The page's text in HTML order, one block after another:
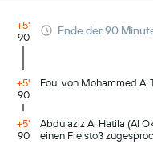
+5'
90
Ende der 90
+5'
90
Foul von Mohammed Al
+5'
90
Abdulaziz Al Hatila (Al
einen Freistoß